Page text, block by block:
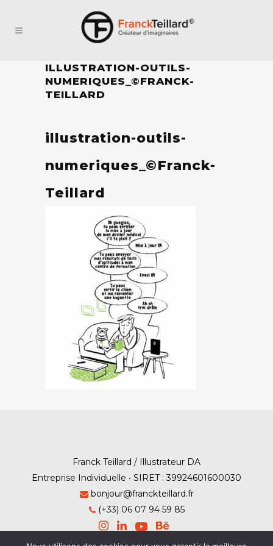
ILLUSTRATION-OUTILS-
NUMERIQUES_©FRANCK-
TEILLARD
illustration-outils-
numeriques_©Franck-
Teillard
Franck Teillard / Illustrateur DA
Entreprise Individuelle • SIRET : 39924601600030
bonjour@franckteillard.fr
(+33) 06 07 94 59 85